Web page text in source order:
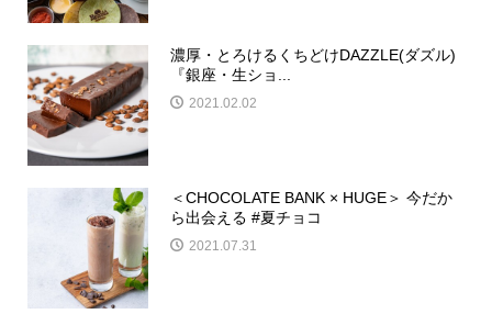
濃厚・とろけるくちどけDAZZLE(ダズル)
『銀座・生ショ...
2021.02.02
＜CHOCOLATE BANK × HUGE＞ 今だか
ら出会える #夏チョコ
2021.07.31